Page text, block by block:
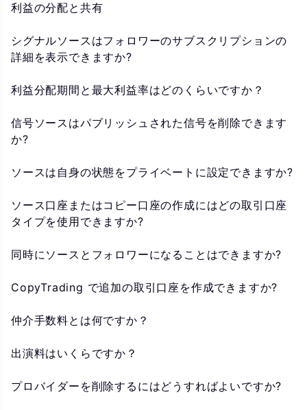
利益の分配と共有
シグナルソースはフォロワーのサブスクリプションの
詳細を表示できますか?
利益分配期間と最大利益率はどのくらいですか？
信号ソースはパブリッシュされた信号を削除できます
か?
ソースは自身の状態をプライベートに設定できますか?
ソース口座またはコピー口座の作成にはどの取引口座
タイプを使用できますか?
同時にソースとフォロワーになることはできますか?
CopyTrading で追加の取引口座を作成できますか?
仲介手数料とは何ですか？
出演料はいくらですか？
プロバイダーを削除するにはどうすればよいですか?